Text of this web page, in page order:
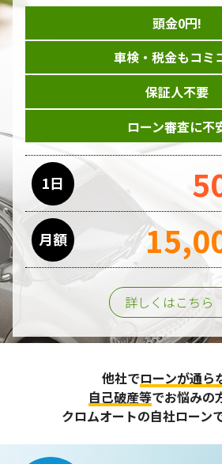
当ホームページはサービスに関するお
資料のご請求や各サービス等のお申し
ージのサービス提供過程で、氏名、連
情報を書面、電子媒体、ウェブ等を介
委託先の管理･監督
利用目的の遂行のために業務を委託す
り扱いに関する委託先の適正な管理・
第三者への提供
個人情報は、ご本人の同意を得た場合
る場合を除き、第三者に提供すること
失、破壊、改ざん及び漏えいなどに対
に努め、合理的な安全対策を講じます
また、個人情報保護に関する法令およ
するとともに、この方針に基づく個人
定め、その内容を継続的に見直し、改
頭金0円!
車検・税金もコミ
保証人不要
ローン審査に不
1日
月額
詳しくはこちら
他社でローンが通ら
自己破産等でお悩みの
クロムオートの自社ローン